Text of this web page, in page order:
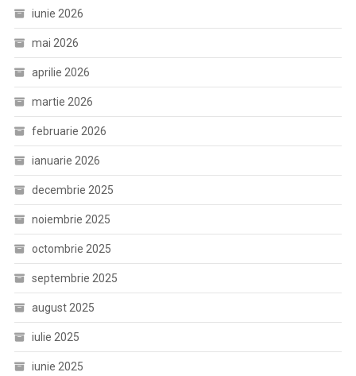
iunie 2026
mai 2026
aprilie 2026
martie 2026
februarie 2026
ianuarie 2026
decembrie 2025
noiembrie 2025
octombrie 2025
septembrie 2025
august 2025
iulie 2025
iunie 2025